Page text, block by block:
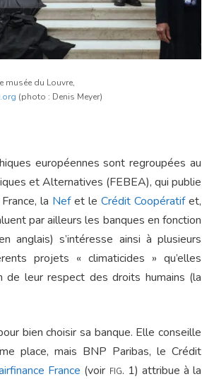
musée du Louvre,
(photo : Denis Meyer)
européennes sont regroupées au
et Alternatives (FEBEA), qui publie
la Nefet le Crédit Coopératifet,
par ailleurs les banques en fonction
anglais) s’intéresse ainsi à plusieurs
projets « climaticides » qu’elles
leur respect des droits humains (la
bien choisir sa banque. Elle conseille
place, mais BNP Paribas, le Crédit
France (voir fig. 1) attribue à la